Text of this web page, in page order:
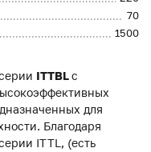
70
1500
ITTBLс
для
Благодаря
ITTL, (есть